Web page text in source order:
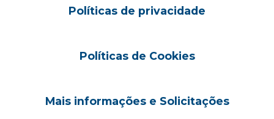
Políticas de privacidade
Políticas de Cookies
Mais informações e Solicitações